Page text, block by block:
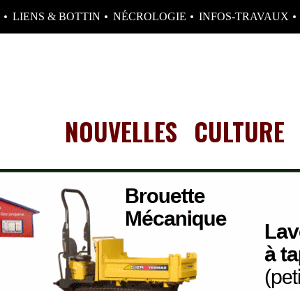
LIENS & BOTTIN NÉCROLOGIE INFOS-TRAVAUX
NOUVELLES CULTURE